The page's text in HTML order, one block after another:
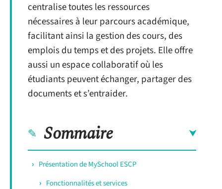
centralise toutes les ressources
nécessaires à leur parcours académique,
facilitant ainsi la gestion des cours, des
emplois du temps et des projets. Elle offre
aussi un espace collaboratif où les
étudiants peuvent échanger, partager des
documents et s’entraider.
Sommaire
Présentation de MySchool ESCP
Fonctionnalités et services